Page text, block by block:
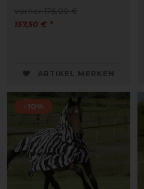
vorher 175,00 €
157,50 € *
ARTIKEL MERKEN
-10%